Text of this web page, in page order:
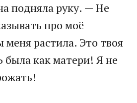
подняла руку. — Не
про моё
меня растила. Это твоя
как матери! Я не